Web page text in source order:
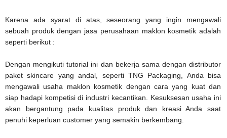
Karena ada syarat di atas, seseorang yang ingin mengawali
sebuah produk dengan jasa perusahaan maklon kosmetik adalah
seperti berikut :
Dengan mengikuti tutorial ini dan bekerja sama dengan distributor
paket skincare yang andal, seperti TNG Packaging, Anda bisa
mengawali usaha maklon kosmetik dengan cara yang kuat dan
siap hadapi kompetisi di industri kecantikan. Kesuksesan usaha ini
akan bergantung pada kualitas produk dan kreasi Anda saat
penuhi keperluan customer yang semakin berkembang.